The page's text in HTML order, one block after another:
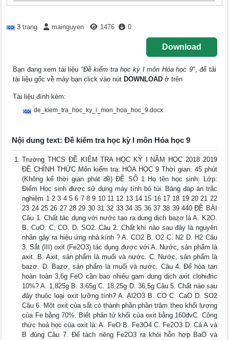
3 trang mainguyen 1476 0
Download
Bạn đang xem tài liệu "Đề kiểm tra học kỳ I môn Hóa học 9", để tải
tài liệu gốc về máy bạn click vào nút DOWNLOAD ở trên
Tài liệu đính kèm:
de_kiem_tra_hoc_ky_i_mon_hoa_hoc_9.docx
Nội dung text: Đề kiểm tra học kỳ I môn Hóa học 9
Trường THCS ĐỀ KIỂM TRA HỌC KỲ I NĂM HỌC 2018 2019
ĐỀ CHÍNH THỨC Môn kiểm tra: HÓA HỌC 9 Thời gian: 45 phút
(Không kể thời gian phát đề) ĐỀ SỐ 1 Họ tên học sinh: Lớp:
Điểm Học sinh được sử dụng máy tính bỏ túi. Bảng đáp án trắc
nghiệm 1 2 3 4 5 6 7 8 9 10 11 12 13 14 15 16 17 18 19 20 21 22
23 24 25 26 27 28 29 30 31 32 33 34 35 36 37 38 39 440 ĐỀ BÀI
Câu 1. Chất tác dụng với nước tạo ra dung dịch bazơ là A. K2O.
B. CuO. C. CO. D. SO2. Câu 2. Chất khí nào sau đây là nguyên
nhân gây ra hiệu ứng nhà kính ? A. CO2 B. O2 C. N2 D. H2 Câu
3. Sắt (III) oxit (Fe2O3) tác dụng được với A. Nước, sản phẩm là
axit. B. Axit, sản phẩm là muối và nước. C. Nước, sản phẩm là
bazơ. D. Bazơ, sản phẩm là muối và nước. Câu 4. Để hòa tan
hoàn toàn 3,6g FeO cần bao nhiêu gam dung dịch axit clohiđric
10%? A. 1,825g B. 3,65g C. 18,25g D. 36,5g Câu 5. Chất nào sau
đây thuộc loại oxit lưỡng tính? A. Al2O3 B. CO C. CaO D. SO2
Câu 6. Một oxit của sắt có thành phần phần trăm theo khối lượng
của Fe bằng 70%. Biết phân tử khối của oxit bằng 160đvC. Công
thức hoá học của oxit là: A. FeO B. Fe3O4 C. Fe2O3 D. Cả A và
B đúng Câu 7. Để tách riêng Fe2O3 ra khỏi hỗn hợp BaO và